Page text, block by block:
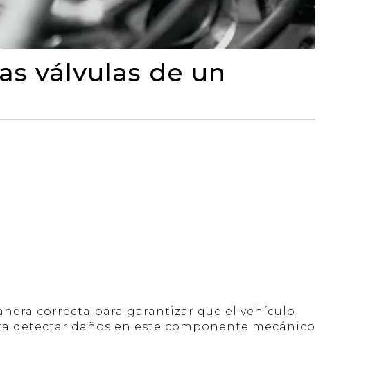
válvulas de un
correcta para garantizar que el vehículo
detectar daños en este componente mecánico